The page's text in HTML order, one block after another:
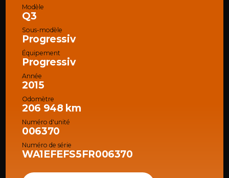
Modèle
Q3
Sous-modèle
Progressiv
Équipement
Progressiv
Année
2015
Odomètre
206 948 km
Numéro d'unité
006370
Numéro de série
WA1EFEFS5FR006370